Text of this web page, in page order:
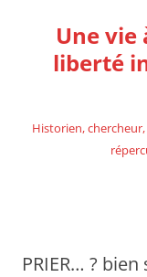
contenuUne vie
liberté
Historien,
PRIER… ? bien